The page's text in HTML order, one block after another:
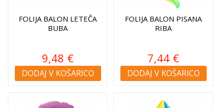
FOLIJA BALON LETEČA
BUBA
9,48 €
DODAJ V KOŠARICO
FOLIJA BALON PISANA
RIBA
7,44 €
DODAJ V KOŠARICO